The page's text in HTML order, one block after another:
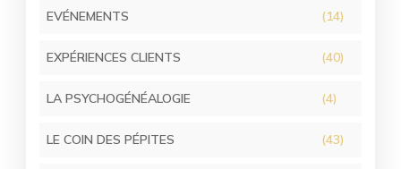
EVÉNEMENTS (14)
EXPÉRIENCES CLIENTS (40)
LA PSYCHOGÉNÉALOGIE (4)
LE COIN DES PÉPITES (43)